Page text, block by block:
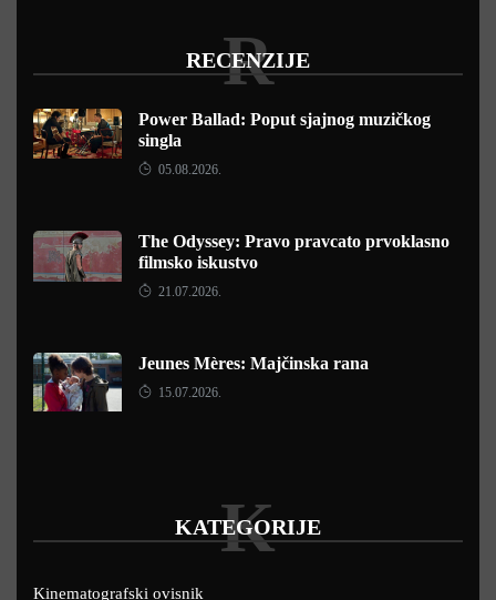
RECENZIJE
R
Power Ballad: Poput sjajnog muzičkog
singla
05.08.2026.
The Odyssey: Pravo pravcato prvoklasno
filmsko iskustvo
21.07.2026.
Jeunes Mères: Majčinska rana
15.07.2026.
KATEGORIJE
K
Kinematografski ovisnik